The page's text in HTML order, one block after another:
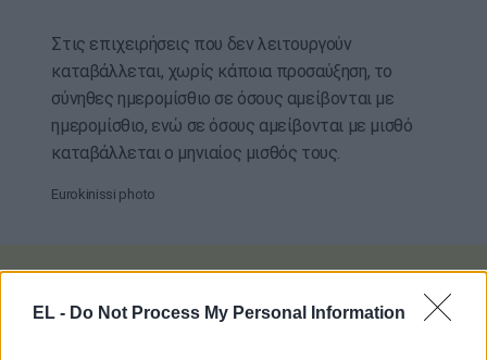
EL - Do Not Process My Personal Information
Στις επιχειρήσεις που δεν λειτουργούν
καταβάλλεται, χωρίς κάποια προσαύξηση, το
σύνηθες ημερομίσθιο σε όσους αμείβονται με
ημερομίσθιο, ενώ σε όσους αμείβονται με μισθό
καταβάλλεται ο μηνιαίος μισθός τους.
Eurokinissi photo